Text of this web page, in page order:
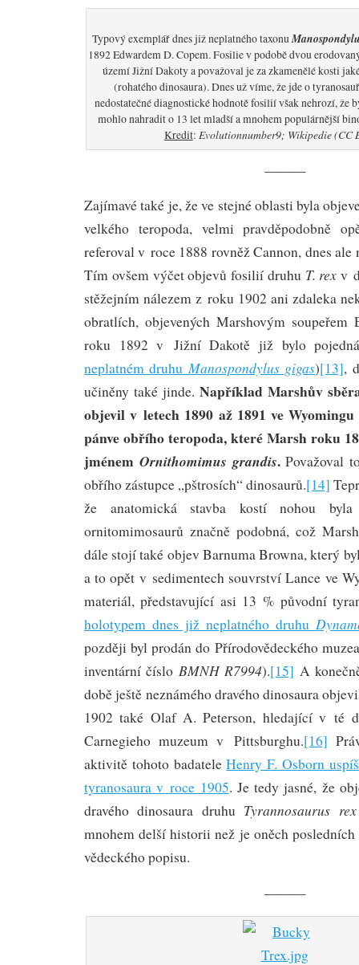
Typový exemplář dnes již neplatného taxonu
1892 Edwardem D. Copem. Fosilie v podobě dvou
území Jižní Dakoty a považoval je za zkamenělé kosti
(rohatého dinosaura). Dnes už víme, že jde o
nedostatečné diagnostické hodnotě fosilií však nehrozí, že
mohlo nahradit o 13 let mladší a mnohem populárnější
Kredit: Evolutionnumber9; Wikipedie (CC
———
Zajímavé také je, že ve stejné oblasti byla
velkého teropoda, velmi pravděpodobně
referoval v roce 1888 rovněž Cannon, dnes ale
Tím ovšem výčet objevů fosilií druhu T. rex v
stěžejním nálezem z roku 1902 ani zdaleka
obratlích, objevených Marshovým soupeřem
roku 1892 v Jižní Dakotě již bylo
neplatném druhu Manospondylus gigas)[13],
učiněny také jinde.Například Marshův
objevil v letech 1890 až 1891 ve
pánve obřího teropoda, které Marsh roku
jménem Ornithomimus grandis.Považoval
obřího zástupce „pštrosích“ dinosaurů.[14]
že anatomická stavba kostí nohou
ornitomimosaurů značně podobná, což
dále stojí také objev Barnuma Browna, který
a to opět v sedimentech souvrství Lance ve
materiál, představující asi 13 % původní
holotypem dnes již neplatného druhu
později byl prodán do Přírodovědeckého
inventární číslo BMNH R7994).[15] A
době ještě neznámého dravého dinosaura
1902 také Olaf A. Peterson, hledající v té
Carnegieho muzeum v Pittsburghu.[16]
aktivitě tohoto badateleHenry F. Osborn
tyranosaura v roce 1905. Je tedy jasné, že
dravého dinosaura druhu Tyrannosaurus rex
mnohem delší historii než je oněch
vědeckého popisu.
———